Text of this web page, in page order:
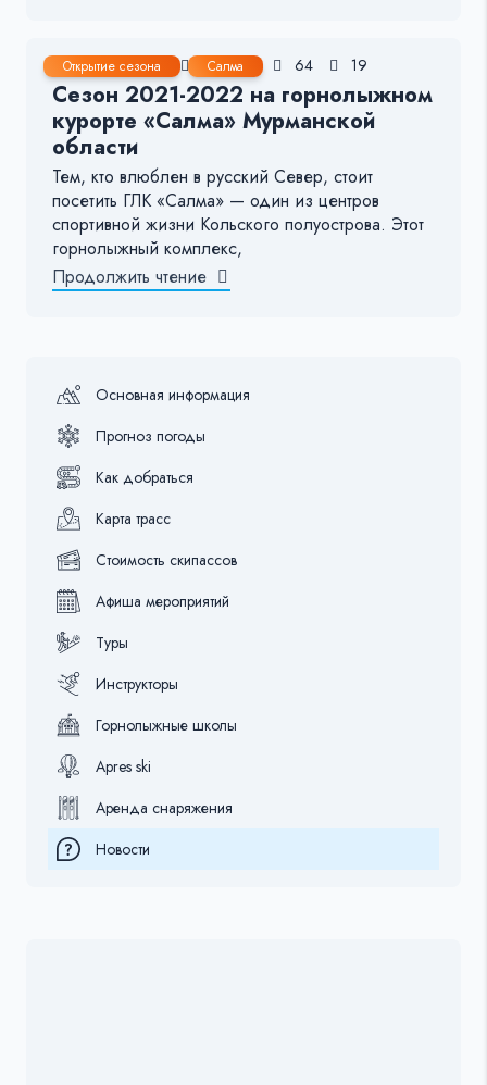
Открытие сезона Салма
24 Окт, 2021 < 1 мин. 64 19
Сезон 2021-2022 на горнолыжном
курорте «Салма» Мурманской
области
Тем, кто влюблен в русский Север, стоит
посетить ГЛК «Салма» — один из центров
спортивной жизни Кольского полуострова. Этот
горнолыжный комплекс,
Продолжить чтение
Основная информация
Прогноз погоды
Как добраться
Карта трасс
Стоимость скипассов
Афиша мероприятий
Туры
Инструкторы
Горнолыжные школы
Apres ski
Аренда снаряжения
Новости